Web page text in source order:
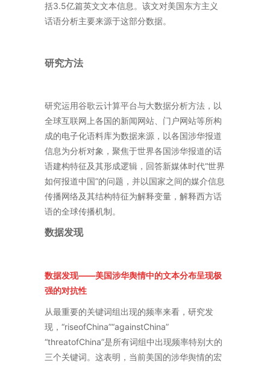
括3.5亿篇英文文本信息。该文对美国东方主义
话语分析主要来源于这部分数据。
研究方法
研究运用谷歌云计算平台与大数据分析方法，以
全球互联网上各国的新闻网站、门户网站等所构
成的电子化语料库为数据来源，以各国涉华报道
信息为分析对象，聚焦于世界各国涉华报道的话
语建构特征及其形成逻辑，回答新媒体时代“世界
如何报道中国”的问题，并以国家之间的媒介信息
传播网络及其结构特征为解释变量，解释西方话
语的全球传播机制。
数据发现
数据发现——美国涉华舆情中的文本分布呈现极
强的对抗性
从最重要的关键词组出现的频率来看，研究发
现，“riseofChina”“againstChina”
“threatofChina”是所有词组中出现频率特别大的
三个关键词。这表明，当前美国的涉华舆情的宏